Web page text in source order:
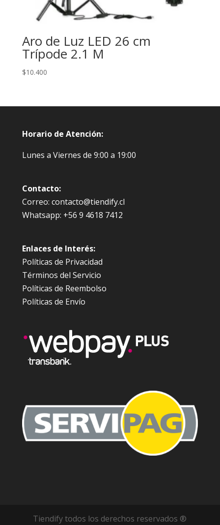
Aro de Luz LED 26 cm
Trípode 2.1 M
$10.400
Horario de Atención:
Lunes a Viernes de 9:00 a 19:00
Contacto:
Correo: contacto@tiendify.cl
Whatsapp: +56 9 4618 7412
Enlaces de Interés:
Políticas de Privacidad
Términos del Servicio
Políticas de Reembolso
Políticas de Envío
Tiendify todos los derechos reservados ®